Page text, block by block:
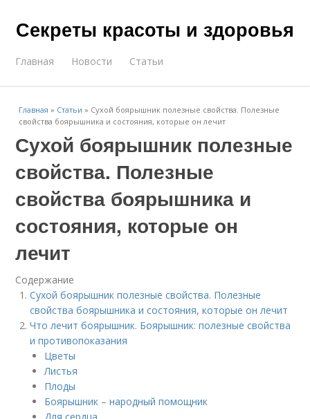
Секреты красоты и здоровья
Главная Новости Статьи
Главная » Статьи » Сухой боярышник полезные свойства. Полезные
свойства боярышника и состояния, которые он лечит
Сухой боярышник полезные
свойства. Полезные
свойства боярышника и
состояния, которые он
лечит
Содержание
Сухой боярышник полезные свойства. Полезные
свойства боярышника и состояния, которые он лечит
Что лечит боярышник. Боярышник: полезные свойства
и противопоказания
Цветы
Листья
Плоды
Боярышник – народный помощник